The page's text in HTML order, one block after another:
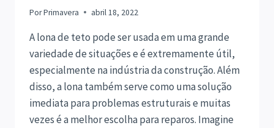
PorPrimavera abril 18, 2022
A lona de teto pode ser usada em uma grande
variedade de situações e é extremamente útil,
especialmente na indústria da construção. Além
disso, a lona também serve como uma solução
imediata para problemas estruturais e muitas
vezes é a melhor escolha para reparos. Imagine